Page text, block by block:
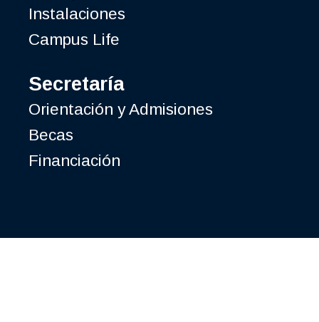
Instalaciones
Campus Life
Secretaría
Orientación y Admisiones
Becas
Financiación